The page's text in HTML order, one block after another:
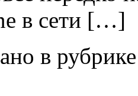
в сети […]
в